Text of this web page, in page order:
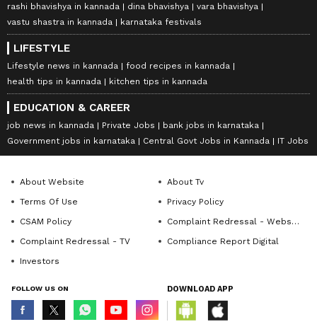
rashi bhavishya in kannada dina bhavishya
vara bhavishya
vastu shastra in kannada
karnataka festivals
LIFESTYLE
Lifestyle news in kannada
food recipes in kannada
health tips in kannada
kitchen tips in kannada
EDUCATION & CAREER
job news in kannada Private Jobs
bank jobs in karnataka
Government jobs in karnataka
Central Govt Jobs in Kannada IT Jobs
About Website
About Tv
Terms Of Use
Privacy Policy
CSAM Policy
Complaint Redressal - Website
Complaint Redressal - TV
Compliance Report Digital
Investors
FOLLOW US ON DOWNLOAD APP